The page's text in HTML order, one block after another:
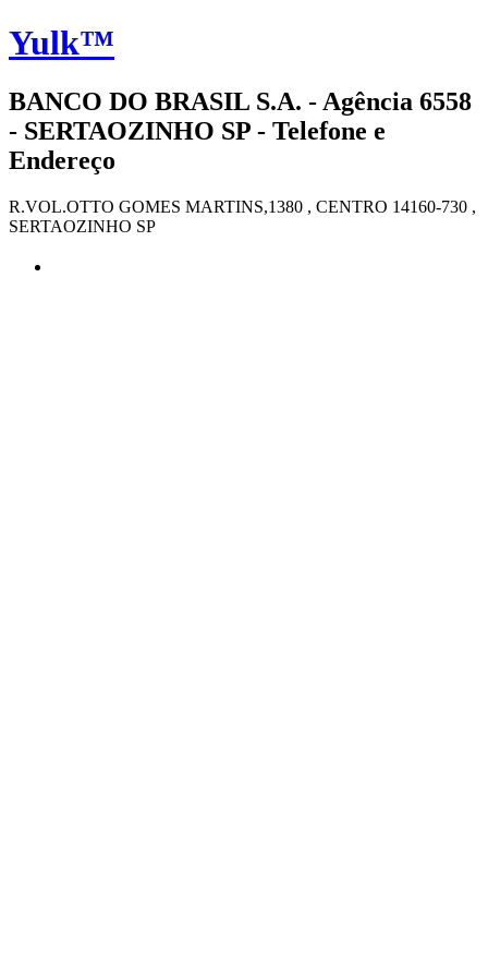
Yulk™
BANCO DO BRASIL S.A. - Agência 6558
- SERTAOZINHO SP - Telefone e
Endereço
R.VOL.OTTO GOMES MARTINS,1380 , CENTRO 14160-730 ,
SERTAOZINHO SP